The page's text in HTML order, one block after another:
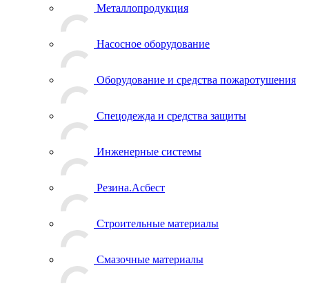
Металлопродукция
Насосное оборудование
Оборудование и средства пожаротушения
Спецодежда и средства защиты
Инженерные системы
Резина.Асбест
Строительные материалы
Смазочные материалы